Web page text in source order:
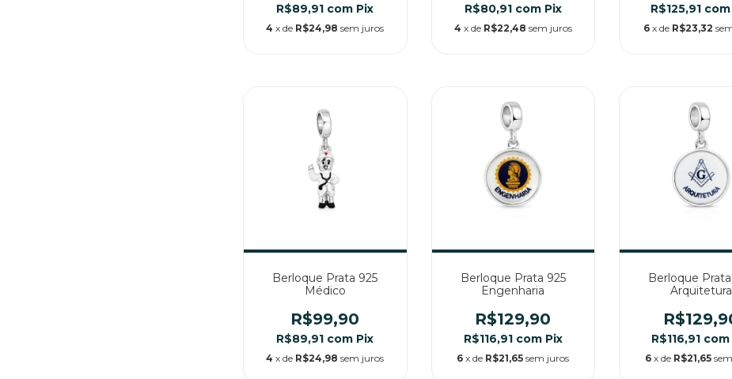
R$89,91 com Pix
4 x de R$24,98 sem juros
R$80,91 com Pix
4 x de R$22,48 sem juros
R$125,91 com
6 x de R$23,32
Berloque Prata 925
Médico
R$99,90
R$89,91 com Pix
4 x de R$24,98 sem juros
Berloque Prata 925
Engenharia
R$129,90
R$116,91 com Pix
6 x de R$21,65 sem juros
Berloque
Arquitetura
R$116,91 com
6 x de R$21,65